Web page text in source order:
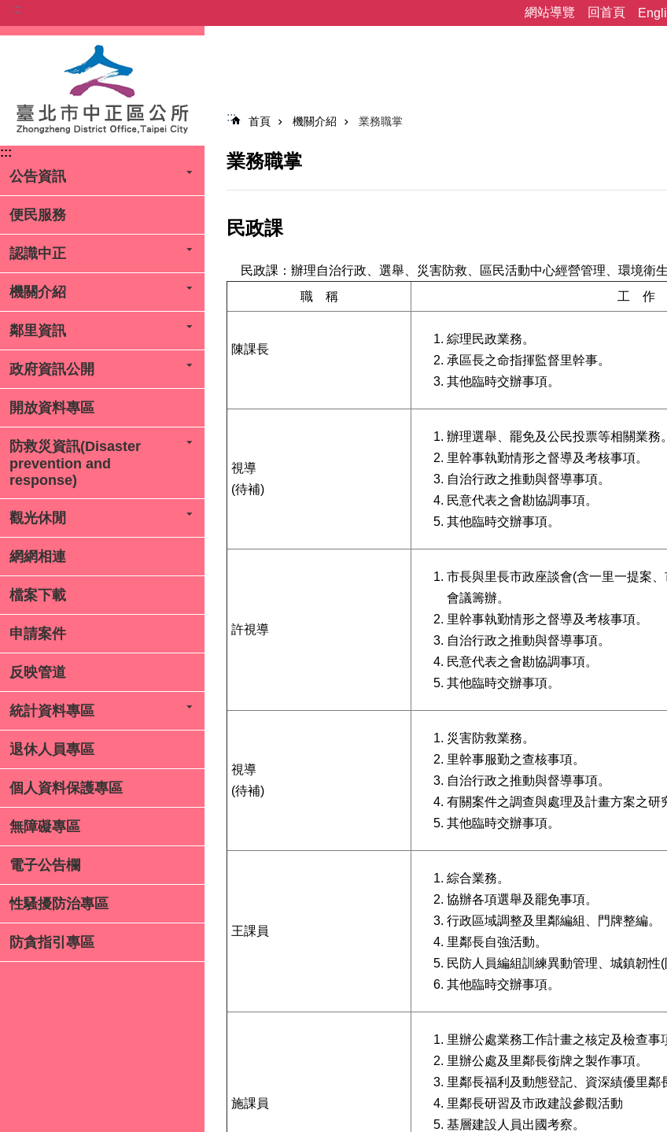
跳到主要內容區塊
::: 網站導覽 回首頁
:::
公告資訊
便民服務
認識中正
機關介紹
鄰里資訊
政府資訊公開
開放資料專區
防救災資訊(Disaster
prevention and
response)
觀光休閒
網網相連
檔案下載
申請案件
反映管道
統計資料專區
退休人員專區
個人資料保護專區
無障礙專區
電子公告欄
性騷擾防治專區
防貪指引專區
::: 首頁 機關介紹 業務職掌
業務職掌
民政課
職 稱 工 作
民政課：辦理自治行政、選舉、災害防救、區民活動中心經營管理、環境衛
陳課長
綜理民政業務。
承區長之命指揮監督里幹事。
其他臨時交辦事項。
視導
(待補)
辦理選舉、罷免及公民投票等相關業務。
里幹事執勤情形之督導及考核事項。
自治行政之推動與督導事項。
民意代表之會勘協調事項。
其他臨時交辦事項。
許視導
市長與里長市政座談會(含一里一提案
會議籌辦。
里幹事執勤情形之督導及考核事項。
自治行政之推動與督導事項。
民意代表之會勘協調事項。
其他臨時交辦事項。
視導
(待補)
災害防救業務。
里幹事服勤之查核事項。
自治行政之推動與督導事項。
有關案件之調查與處理及計畫方案之研
其他臨時交辦事項。
王課員
綜合業務。
協辦各項選舉及罷免事項。
行政區域調整及里鄰編組、門牌整編。
里鄰長自強活動。
民防人員編組訓練異動管理、城鎮韌性(
其他臨時交辦事項。
施課員
里辦公處業務工作計畫之核定及檢查事
里辦公處及里鄰長銜牌之製作事項。
里鄰長福利及動態登記、資深績優里鄰
里鄰長研習及市政建設參觀活動
基層建設人員出國考察。